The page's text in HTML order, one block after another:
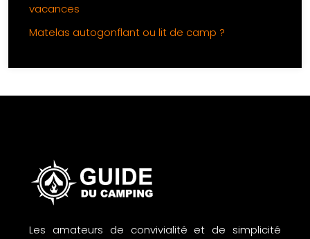
vacances
Matelas autogonflant ou lit de camp ?
Les amateurs de convivialité et de simplicité